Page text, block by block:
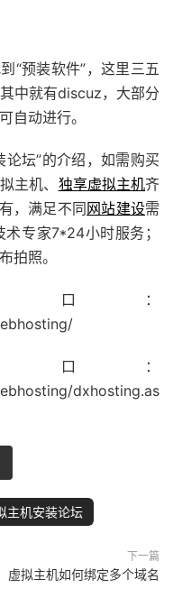
“预装软件”，这里三五
中就有discuz，大部分
自动进行。
坛”的介绍，如需购买
主机、 独享虚拟主机齐
，满足不同网站建设需
专家7*24小时服务；
拍照。
口：
口：
dxhosting.as
主机安装论坛
下一篇
虚拟主机如何绑定多个域名